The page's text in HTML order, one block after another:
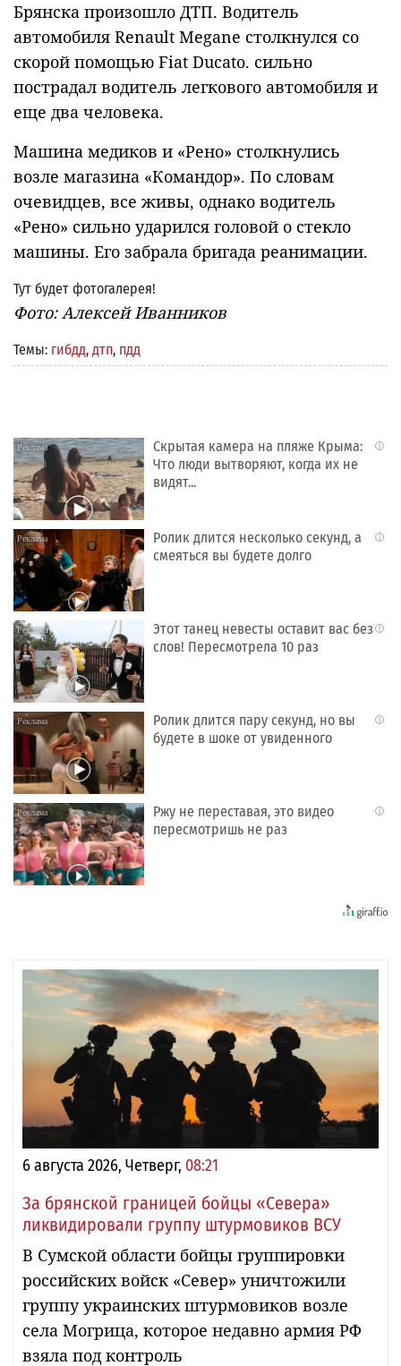
Брянска произошло ДТП. Водитель
автомобиля Renault Megane столкнулся со
скорой помощью Fiat Ducato. сильно
пострадал водитель легкового автомобиля и
еще два человека.
Машина медиков и «Рено» столкнулись
возле магазина «Командор». По словам
очевидцев, все живы, однако водитель
«Рено» сильно ударился головой о стекло
машины. Его забрала бригада реанимации.
Тут будет фотогалерея!
Фото: Алексей Иванников
Темы: гибдд, дтп, пдд
i
Скрытая камера на пляже Крыма:
Что люди вытворяют, когда их не
видят...
i
Ролик длится несколько секунд, а
смеяться вы будете долго
i
Этот танец невесты оставит вас без
слов! Пересмотрела 10 раз
i
Ролик длится пару секунд, но вы
будете в шоке от увиденного
i
Ржу не переставая, это видео
пересмотришь не раз
6 августа 2026, Четверг, 08:21
За брянской границей бойцы «Севера»
ликвидировали группу штурмовиков ВСУ
В Сумской области бойцы группировки
российских войск «Север» уничтожили
группу украинских штурмовиков возле
села Могрица, которое недавно армия РФ
взяла под контроль